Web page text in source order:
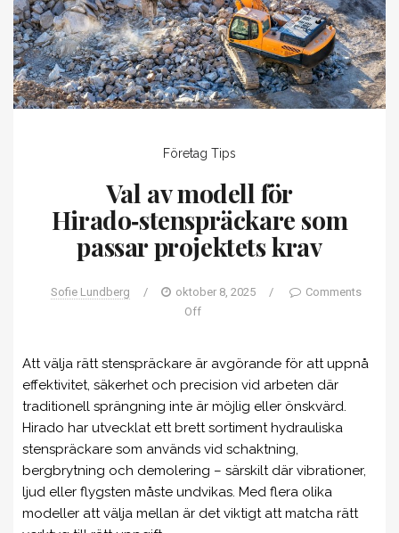
Företag Tips
Val av modell för
Hirado‑stenspräckare som
passar projektets krav
Sofie Lundberg / oktober 8, 2025 /
Comments
Off
Att välja rätt stenspräckare är avgörande för att uppnå
effektivitet, säkerhet och precision vid arbeten där
traditionell sprängning inte är möjlig eller önskvärd.
Hirado har utvecklat ett brett sortiment hydrauliska
stenspräckare som används vid schaktning,
bergbrytning och demolering – särskilt där vibrationer,
ljud eller flygsten måste undvikas. Med flera olika
modeller att välja mellan är det viktigt att matcha rätt